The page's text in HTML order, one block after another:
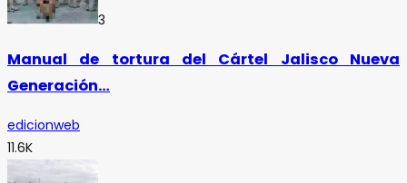
3
Manual de tortura del Cártel Jalisco Nueva
Generación…
edicionweb
11.6K